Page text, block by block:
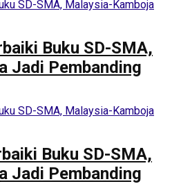
Buku SD-SMA,
Jadi Pembanding
Buku SD-SMA,
Jadi Pembanding